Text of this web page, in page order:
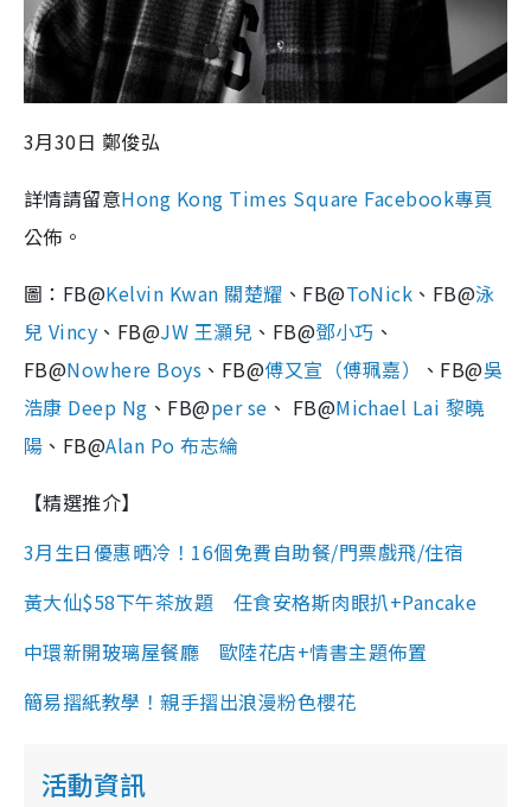
3月30日 鄭俊弘
詳情請留意Hong Kong Times Square Facebook專頁
公佈。
圖：FB@Kelvin Kwan 關楚耀 、FB@ToNick 、FB@泳
兒 Vincy 、FB@JW 王灝兒 、FB@鄧小巧 、
FB@Nowhere Boys 、FB@傅又宣（傅珮嘉） 、FB@吳
浩康 Deep Ng 、FB@per se 、 FB@Michael Lai 黎曉
陽 、FB@Alan Po 布志綸
【精選推介】
3月生日優惠晒冷！16個免費自助餐/門票戲飛/住宿
黃大仙$58下午茶放題 任食安格斯肉眼扒+Pancake
中環新開玻璃屋餐廳 歐陸花店+情書主題佈置
簡易摺紙教學！親手摺出浪漫粉色櫻花
活動資訊